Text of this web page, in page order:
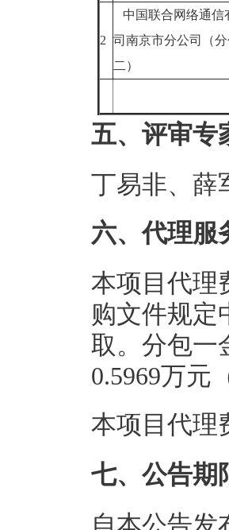
2
中国联合网络通信
司南京市分公司（
二）
五、评审专
丁易非、薛
六、代理服
本项目代理
购文件规定
取。分包一
0.5969万元
本项目代理
七、公告期